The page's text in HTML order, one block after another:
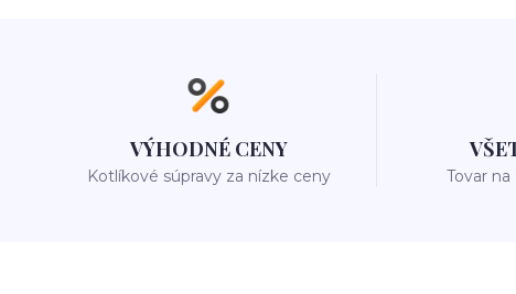
VÝHODNÉ CENY
Kotlíkové súpravy za nízke ceny Tovar